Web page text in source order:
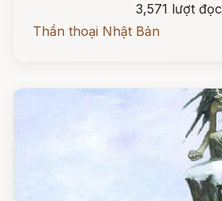
3,571 lượt đọc
Thần thoại Nhật Bản